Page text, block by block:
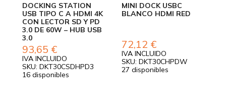
DOCKING STATION
USB TIPO C A HDMI 4K
CON LECTOR SD Y PD
3.0 DE 60W – HUB USB
3.0
93,65 €
IVA INCLUIDO
SKU: DKT30CSDHPD3
16 disponibles
MINI DOCK USBC
BLANCO HDMI RED
72,12 €
IVA INCLUIDO
SKU: DKT30CHPDW
27 disponibles